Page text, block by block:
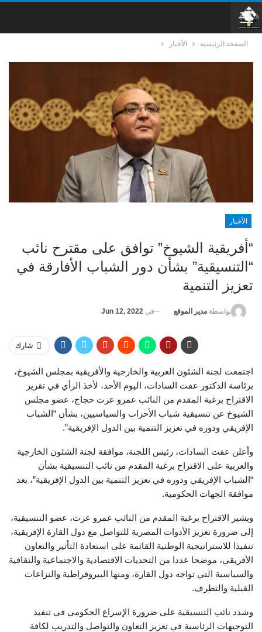
الصفحة الرئيسية الأخبار
الأخبار
“أفريقية الشيوخ” توافق على مقترح نائب
“التنسيقية” بشأن دور الشباب الأفارقة في
تعزيز التنمية
بواسطة مدير الموقع في Jun 12, 2022
شارك
اجتمعت لجنة الشئون العربية والخارجية والأفريقية بمجلس الشيوخ،
برئاسة الدكتور عفت السادات، اليوم الأحد، لأخذ الرأي في تقرير
الاقتراح برغبة المقدم من النائب عمرو عزت حجاج، عضو مجلس
الشيوخ عن تنسيقية شباب الأحزاب والسياسيين، بشأن “الشباب
الإفريقي ودوره في تعزيز التنمية بين الدول الإفريقية”.
وأعلن عفت السادات، رئيس اللجنة، موافقة لجنة الشئون الخارجية
والعربية على الاقتراح برغبة المقدم من نائب التنسيقية بشأن
“الشباب الإفريقي ودوره في تعزيز التنمية بين الدول الإفريقية”، بعد
موافقة الجهات الحكومية.
ويشير الاقتراح برغبة المقدم من النائب عمرو عزت، عضو التنسيقية،
إلى ضرورة تعزيز الأدوات المصرية للتواصل مع دول القارة الإفريقية،
تنفيذا للاستراتيجية الوطنية القائمة على استعادة التأثير والتعاون
الأفريقي، موضحا عددا من التحديات الاقتصادية والاجتماعية والثقافية
والسياسية التي تواجه دول القارة، ومنها البيروقراطية والنزاعات
القبلية والتطرف.
وشدد نائب التنسيقية على ضرورة الإسراع الحكومي في تنفيذ
التوجيهات الرئاسية في تعزيز التعاون والتواصل والتدريب لكافة